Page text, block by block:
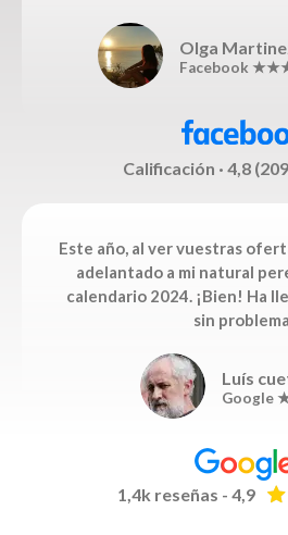
Olga
Facebook
Calificación · 4,8
Este año, al ver vuestras
adelantado a mi natural
calendario 2024. ¡Bien! Ha
sin
Luís
1,4k reseñas - 4,9